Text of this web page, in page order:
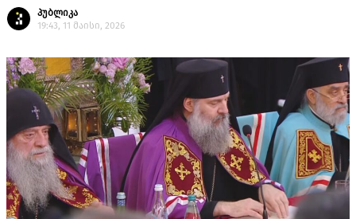
პუბლიკა
19:43, 11 მაისი, 2026